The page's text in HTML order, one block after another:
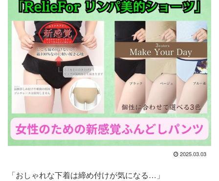
2025.03.03
「おしゃれな下着は締め付けが気になる…」